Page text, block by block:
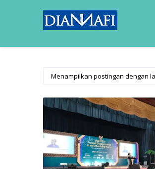
Menampilkan postingan dengan